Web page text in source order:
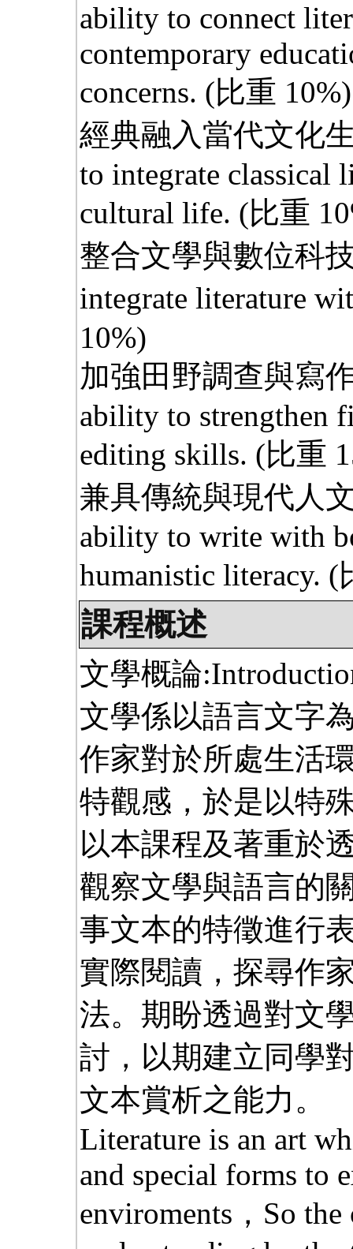
ability to connect
contemporary
concerns. (比重 10%)
經典融入當代文化
to integrate classical
cultural life. (比重
整合文學與數位科
integrate literature
10%)
加強田野調查與寫
ability to strengthen
editing skills. (比重
兼具傳統與現代人
ability to write with
humanistic literacy. (
課程概述
文學概論
文學係以語言文字
作家對於所處生活
特觀感，於是以特
以本課程及著重於
觀察文學與語言的
事文本的特徵進行
實際閱讀，探尋作
法。期盼透過對文
討，以期建立同學
文本賞析之能力。
Literature is an art
and special forms to
enviroments，So the